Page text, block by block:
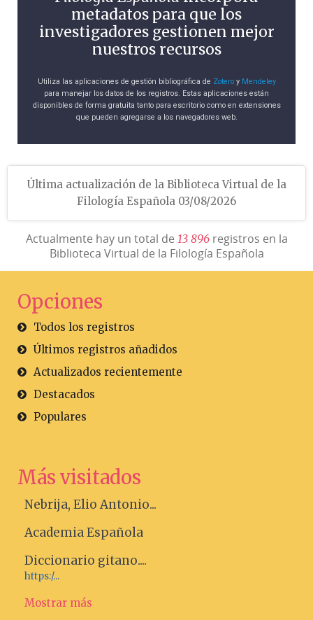
metadatos para que los
investigadores gestionen mejor
nuestros recursos
Utiliza las aplicaciones de gestión bibliográfica de Zoteroy Mendeley
para manejar los datos de los registros. Estas aplicaciones están
disponibles de forma gratuita tanto para escritorio como en extensiones
que pueden agregarse a los navegadores web.
Última actualización de la Biblioteca Virtual de la
Filología Española 03/08/2026
Actualmente hay un total de 13 896registros en la
Biblioteca Virtual de la Filología Española
Opciones
Todos los registros
Últimos registros añadidos
Actualizados recientemente
Destacados
Populares
Más visitados
Nebrija, Elio Antonio...
Academia Española
Diccionario gitano....
https:/...
Mostrar más